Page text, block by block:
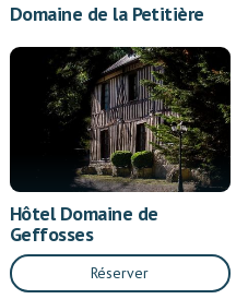
Domaine de la Petitière
Hôtel Domaine de
Geffosses
Réserver